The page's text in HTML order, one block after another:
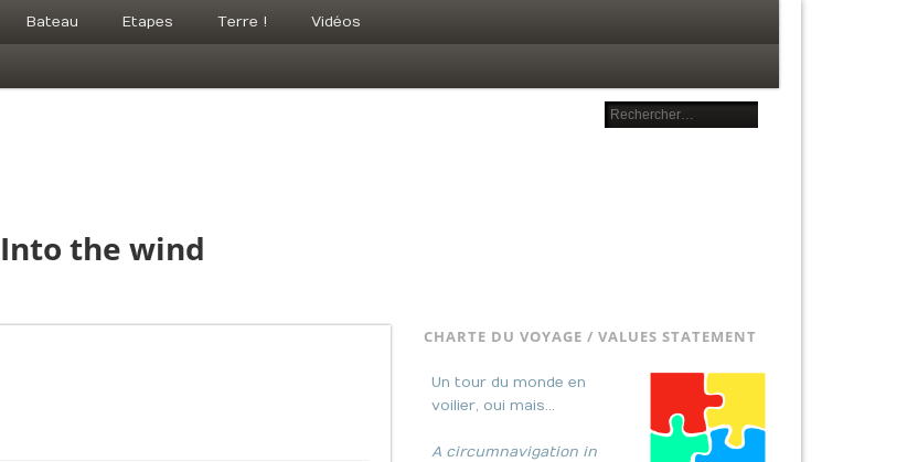
Bateau Etapes Terre ! Vidéos
Into the wind
CHARTE DU VOYAGE / VALUES STATEMENT
Un tour du monde en
voilier, oui mais…
A circumnavigation in